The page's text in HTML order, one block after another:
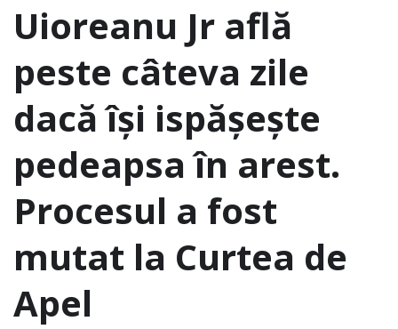
Uioreanu Jr află
peste câteva zile
dacă își ispășește
pedeapsa în arest.
Procesul a fost
mutat la Curtea de
Apel